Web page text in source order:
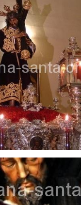
Besamanos del Señor de
Solemne y devoto Besapiés
Misa Solemne en honor a